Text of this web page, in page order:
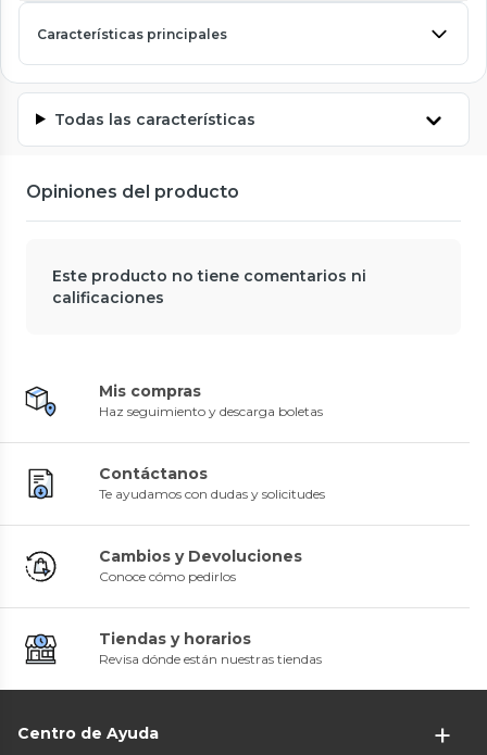
Características principales
Todas las características
Opiniones del producto
Este producto no tiene comentarios ni
calificaciones
Mis compras
Haz seguimiento y descarga boletas
Contáctanos
Te ayudamos con dudas y solicitudes
Cambios y Devoluciones
Conoce cómo pedirlos
Tiendas y horarios
Revisa dónde están nuestras tiendas
Centro de Ayuda